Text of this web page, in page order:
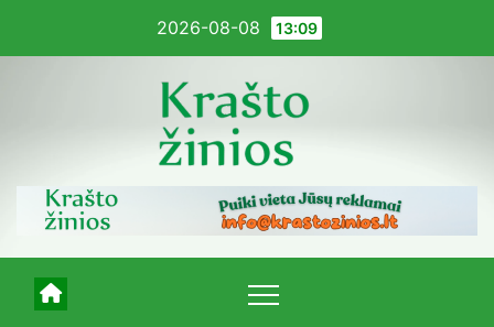
2026-08-08 13:09